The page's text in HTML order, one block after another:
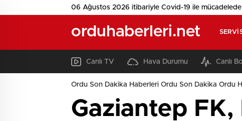
06 Ağustos 2026 itibariyle Covid-19 ile mücadelede
orduhaberleri.net
Canlı TV Hava Durumu Canlı
Ordu Son Dakika Haberleri Ordu Son Dakika Ordu
Gaziantep FK,